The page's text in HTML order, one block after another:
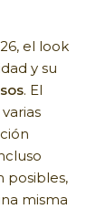
el look
y su
. El
posibles,
misma